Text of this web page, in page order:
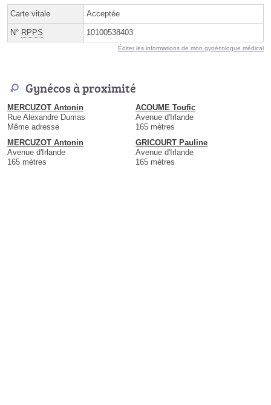
Carte vitale Acceptée
N° RPPS 10100538403
Éditer les informations de mon gynécologue médical
Gynécos à proximité
MERCUZOT Antonin
Rue Alexandre Dumas
Même adresse
ACOUME Toufic
Avenue d'Irlande
165 mètres
MERCUZOT Antonin
Avenue d'Irlande
165 mètres
GRICOURT Pauline
Avenue d'Irlande
165 mètres